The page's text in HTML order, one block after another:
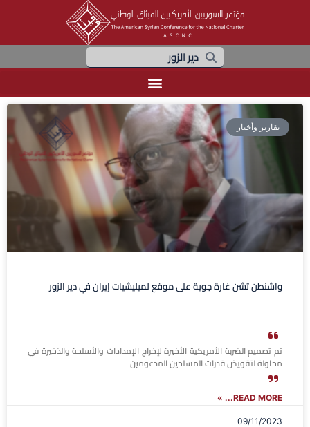
تقارير وأخبار
واشنطن تشن غارة جوية على موقع لميليشيات إيران في دير الزور
تم تصميم الضربة الأمريكية الأخيرة لإخراج الإمدادات والأسلحة والذخيرة في
محاولة لتقويض قدرات المسلحين المدعومين
READ MORE... »
09/11/2023